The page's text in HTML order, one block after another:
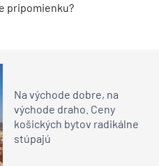
pripomienku?
Na východe dobre, na
východe draho. Ceny
košických bytov radikálne
stúpajú